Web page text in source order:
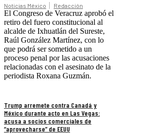
Noticias México Redacción
El Congreso de Veracruz aprobó el
retiro del fuero constitucional al
alcalde de Ixhuatlán del Sureste,
Raúl González Martínez, con lo
que podrá ser sometido a un
proceso penal por las acusaciones
relacionadas con el asesinato de la
periodista Roxana Guzmán.
Trump arremete contra Canadá y
México durante acto en Las Vegas:
acusa a socios comerciales de
“aprovecharse” de EEUU